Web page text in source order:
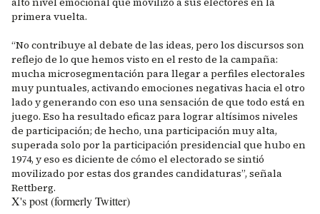
primera vuelta.
“No contribuye al debate de las ideas, pero los discursos son
reflejo de lo que hemos visto en el resto de la campaña:
mucha microsegmentación para llegar a perfiles electorales
muy puntuales, activando emociones negativas hacia el otro
lado y generando con eso una sensación de que todo está en
juego. Eso ha resultado eficaz para lograr altísimos niveles
de participación; de hecho, una participación muy alta,
superada solo por la participación presidencial que hubo en
1974, y eso es diciente de cómo el electorado se sintió
movilizado por estas dos grandes candidaturas”, señala
Rettberg.
X's post (formerly Twitter)